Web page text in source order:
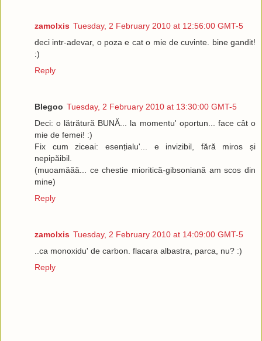
zamolxis Tuesday, 2 February 2010 at 12:56:00 GMT-5
deci intr-adevar, o poza e cat o mie de cuvinte. bine gandit!
:)
Reply
Blegoo Tuesday, 2 February 2010 at 13:30:00 GMT-5
Deci: o lătrătură BUNĂ... la momentu' oportun... face cât o
mie de femei! :)
Fix cum ziceai: esențialu'... e invizibil, fără miros și
nepipăibil.
(muoamăăă... ce chestie mioritică-gibsoniană am scos din
mine)
Reply
zamolxis Tuesday, 2 February 2010 at 14:09:00 GMT-5
..ca monoxidu' de carbon. flacara albastra, parca, nu? :)
Reply